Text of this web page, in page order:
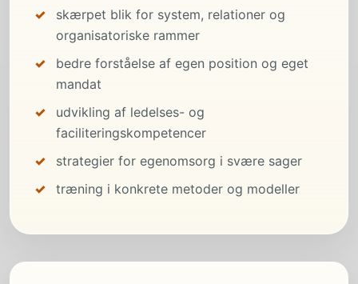
skærpet blik for system, relationer og
organisatoriske rammer
bedre forståelse af egen position og eget
mandat
udvikling af ledelses- og
faciliteringskompetencer
strategier for egenomsorg i svære sager
træning i konkrete metoder og modeller